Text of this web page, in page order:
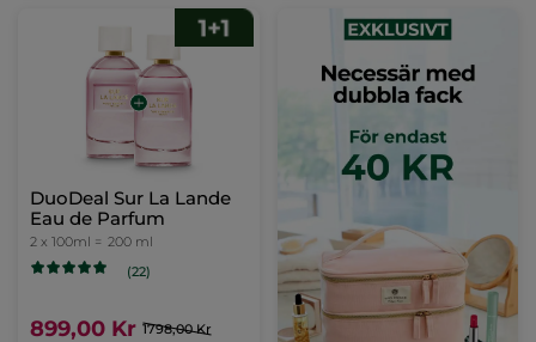
DuoDeal Sur La Lande
Eau de Parfum
2 x 100ml = 200 ml
(22)
899,00 Kr 1798,00 Kr